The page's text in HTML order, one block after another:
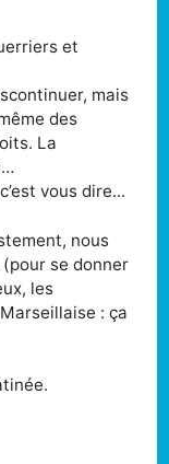
et
mais
des
La
vous dire...
nous
se donner
les
: ça